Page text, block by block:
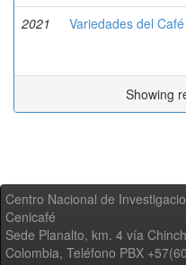
2021
Variedades del Café
Showing
Centro Nacional de
Cenicafé
Sede Planalto, km. 4 vía
Colombia, Teléfono PBX